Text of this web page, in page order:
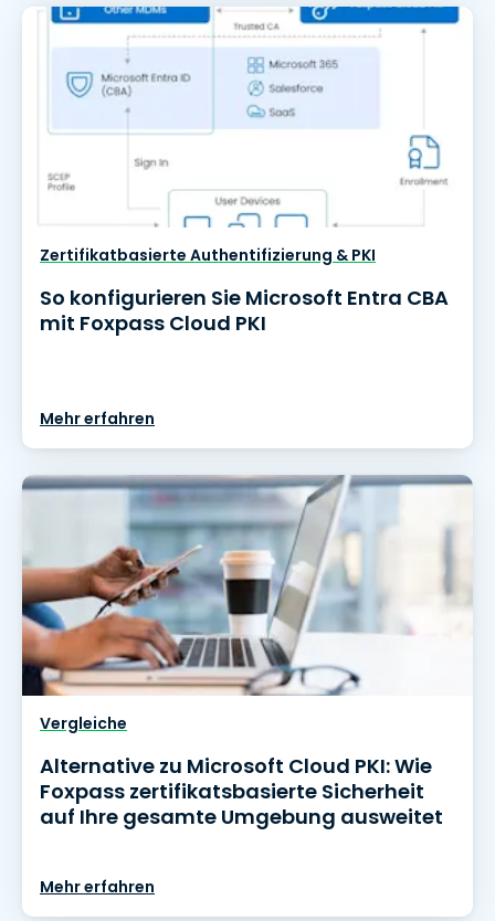
Zertifikatbasierte Authentifizierung & PKI
So konfigurieren Sie Microsoft Entra CBA
mit Foxpass Cloud PKI
Mehr erfahren
Vergleiche
Alternative zu Microsoft Cloud PKI: Wie
Foxpass zertifikatsbasierte Sicherheit
auf Ihre gesamte Umgebung ausweitet
Mehr erfahren